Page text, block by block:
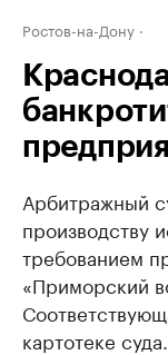
Ростов-на-Дону
Арбитражный
производству
требованием
«Приморский
картотеке суда.